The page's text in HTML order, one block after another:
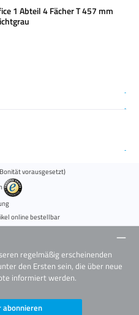
1 Abteil 4 Fächer T 457 mm
vorausgesetzt)
online bestellbar
regelmäßig erscheinenden
den Ersten sein, die über neue
informiert werden.